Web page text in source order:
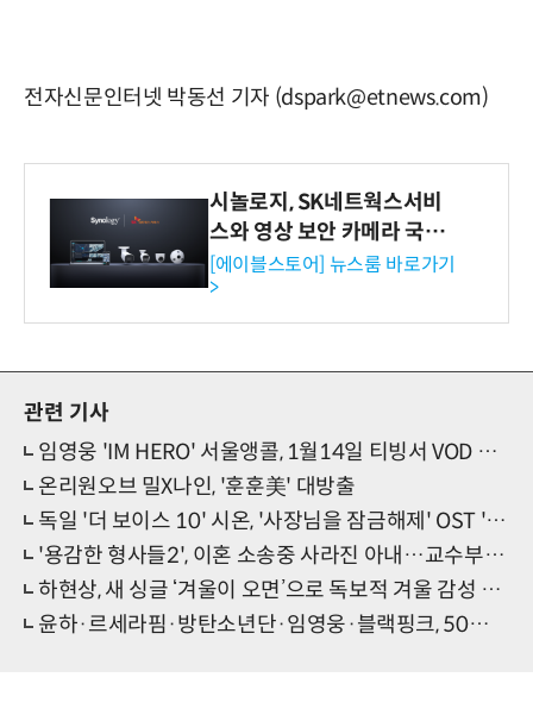
전자신문인터넷 박동선 기자 (dspark@etnews.com)
시놀로지, SK네트웍스서비
스와 영상 보안 카메라 국내
독점 판매 파트너십 체결
[에이블스토어] 뉴스룸 바로가기
>
관련 기사
임영웅 'IM HERO' 서울앵콜, 1월14일 티빙서 VOD 공개
온리원오브 밀X나인, '훈훈美' 대방출
독일 '더 보이스 10' 시온, '사장님을 잠금해제' OST '라이 투 미' 오늘(15일) 발매
'용감한 형사들2', 이혼 소송중 사라진 아내…교수부인 살인사건 추적
하현상, 새 싱글 ‘겨울이 오면’으로 독보적 겨울 감성 예고
윤하·르세라핌·방탄소년단·임영웅·블랙핑크, 50주차 써클차트 정상